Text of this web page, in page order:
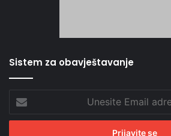
Sistem za obavještavanje
Email
adresu